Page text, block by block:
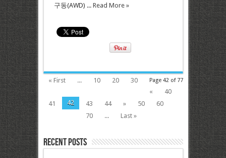
구동(AWD) ... Read More »
Page 42 of 77
« First ... 10 20
30
«
40
41
42 43 44 » 50
60
70
... Last »
Recent Posts